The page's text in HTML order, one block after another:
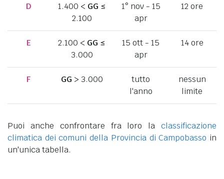
D 1.400 < GG ≤
2.100
1° nov - 15
apr
12 ore
E 2.100 < GG ≤
3.000
15 ott - 15
apr
14 ore
F GG > 3.000
tutto
l'anno
nessun
limite
Puoi anche confrontare fra loro la classificazione
climatica dei comuni della Provincia di Campobasso in
un'unica tabella.